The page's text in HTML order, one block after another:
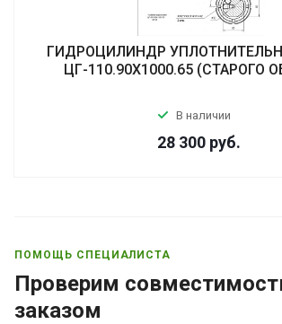
ГИДРОЦИЛИНДР
ЦГ-110.90Х1000.65 (СТАРОГО
В наличии
28 300 руб.
ПОМОЩЬ СПЕЦИАЛИСТА
Проверим
заказом